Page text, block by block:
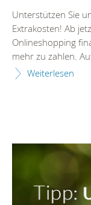
Unterstützen Sie
Extrakosten! Ab
Onlineshopping
mehr zu zahlen.
Weiterlesen